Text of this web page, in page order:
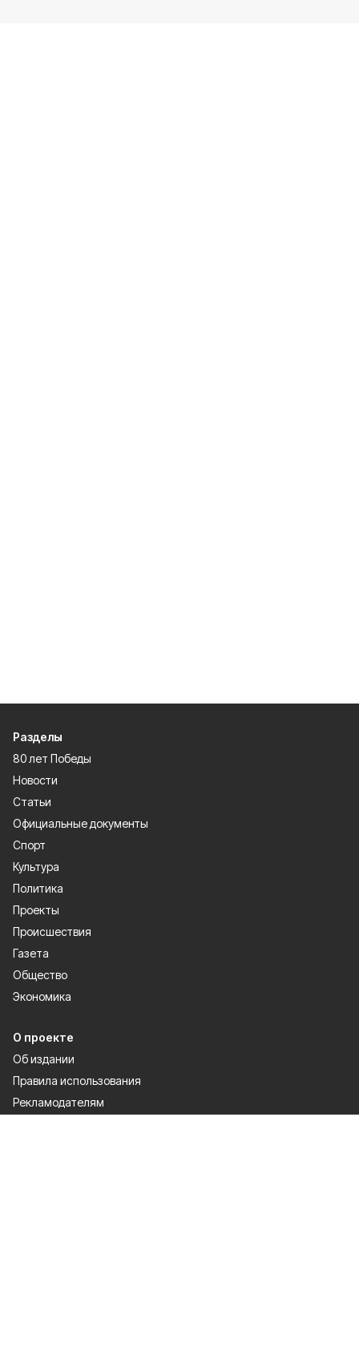
Разделы
80 лет Победы
Новости
Статьи
Официальные документы
Спорт
Культура
Политика
Проекты
Происшествия
Газета
Общество
Экономика
О проекте
Об издании
Правила использования
Рекламодателям